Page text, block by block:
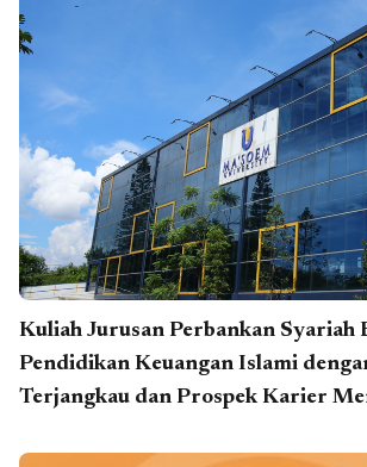
Kuliah Jurusan Perbankan Syariah
Pendidikan Keuangan Islami
Terjangkau dan Prospek Karier